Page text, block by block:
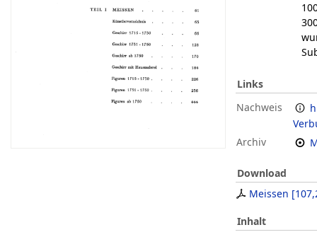
Links
Nachweis
Archiv
Download
Meissen [
Inhalt